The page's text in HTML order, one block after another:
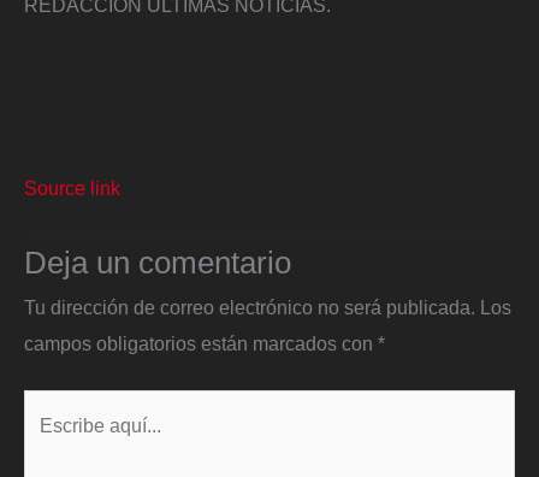
REDACCIÓN ÚLTIMAS NOTICIAS.
Source link
Deja un comentario
Tu dirección de correo electrónico no será publicada. Los
campos obligatorios están marcados con *